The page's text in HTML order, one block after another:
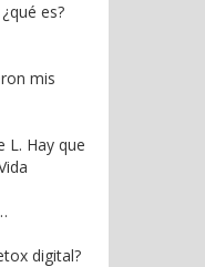
es?
mis
L. Hay que
digital?